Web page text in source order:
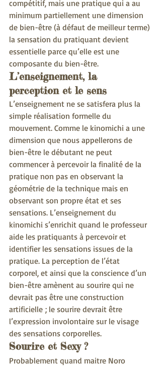
compétitif, mais une pratique qui a au
minimum partiellement une dimension
de bien-être (à défaut de meilleur terme)
la sensation du pratiquant devient
essentielle parce qu’elle est une
composante du bien-être.
L’enseignement, la
perception et le sens
L’enseignement ne se satisfera plus la
simple réalisation formelle du
mouvement. Comme le kinomichi a une
dimension que nous appellerons de
bien-être le débutant ne peut
commencer à percevoir la finalité de la
pratique non pas en observant la
géométrie de la technique mais en
observant son propre état et ses
sensations. L’enseignement du
kinomichi s’enrichit quand le professeur
aide les pratiquants à percevoir et
identifier les sensations issues de la
pratique. La perception de l’état
corporel, et ainsi que la conscience d’un
bien-être amènent au sourire qui ne
devrait pas être une construction
artificielle ; le sourire devrait être
l’expression involontaire sur le visage
des sensations corporelles.
Sourire et Sexy ?
Probablement quand maitre Noro